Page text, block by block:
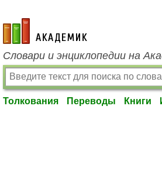
academic.ru
Словари и энциклопедии на
Толкования Переводы Книги